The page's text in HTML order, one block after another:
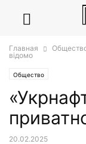
Главная
відомо
Общество
20.02.2025